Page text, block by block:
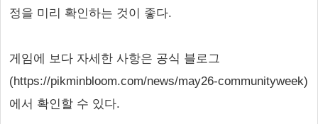
정을 미리 확인하는 것이 좋다.
게임에 보다 자세한 사항은 공식 블로그
(https://pikminbloom.com/news/may26-communityweek)
에서 확인할 수 있다.